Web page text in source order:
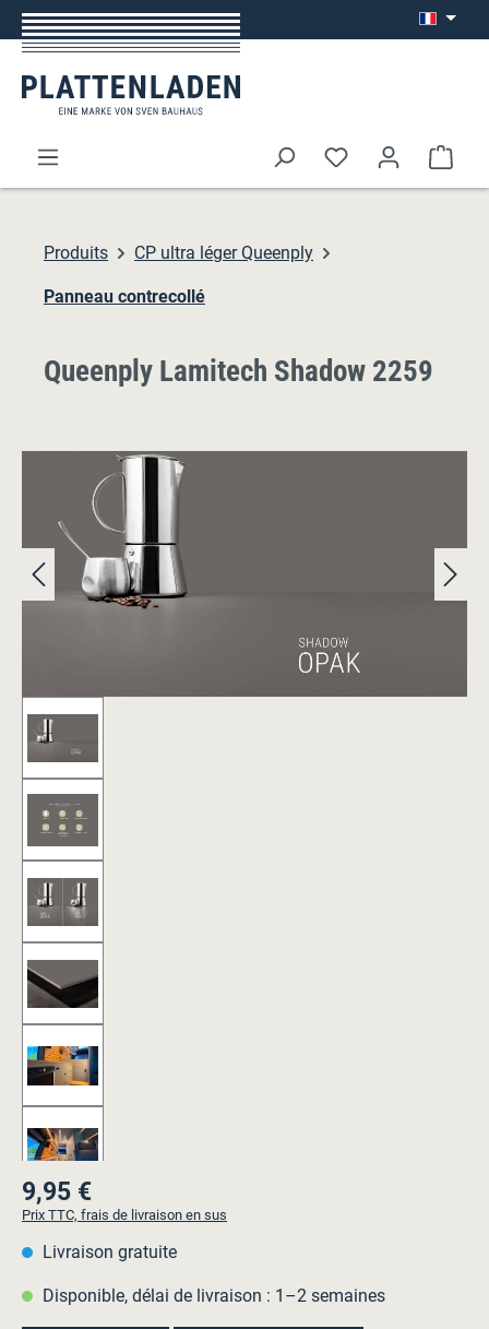
Passer au contenu principal
Le
Produits CP ultra léger Queenply
Panneau contrecollé
Queenply Lamitech Shadow 2259
Ignorer la galerie d'images
Prix régulier :
9,95 €
Prix TTC, frais de livraison en sus
Livraison gratuite
Disponible, délai de livraison : 1–2 semaines